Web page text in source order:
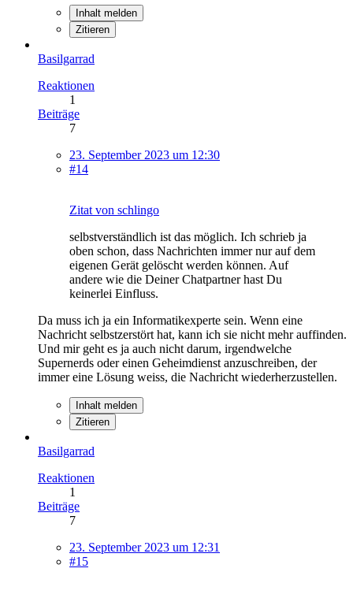
Inhalt melden
Zitieren
Basilgarrad
Reaktionen
1
Beiträge
7
23. September 2023 um 12:30
#14
Zitat von schlingo
selbstverständlich ist das möglich. Ich schrieb ja
oben schon, dass Nachrichten immer nur auf dem
eigenen Gerät gelöscht werden können. Auf
andere wie die Deiner Chatpartner hast Du
keinerlei Einfluss.
Da muss ich ja ein Informatikexperte sein. Wenn eine
Nachricht selbstzerstört hat, kann ich sie nicht mehr auffinden.
Und mir geht es ja auch nicht darum, irgendwelche
Supernerds oder einen Geheimdienst anzuschreiben, der
immer eine Lösung weiss, die Nachricht wiederherzustellen.
Inhalt melden
Zitieren
Basilgarrad
Reaktionen
1
Beiträge
7
23. September 2023 um 12:31
#15